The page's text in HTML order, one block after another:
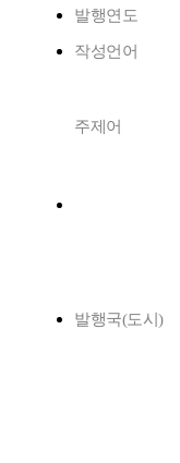
발행연도
작성언어
주제어
발행국(도시)